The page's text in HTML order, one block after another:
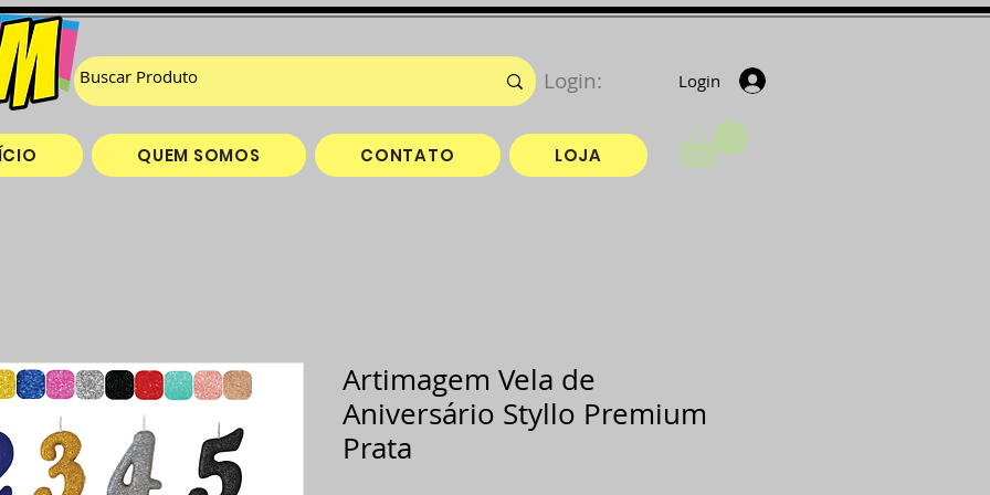
Login
QUEM SOMOS CONTATO LOJA
Login:
Artimagem Vela de
Aniversário Styllo Premium
Prata